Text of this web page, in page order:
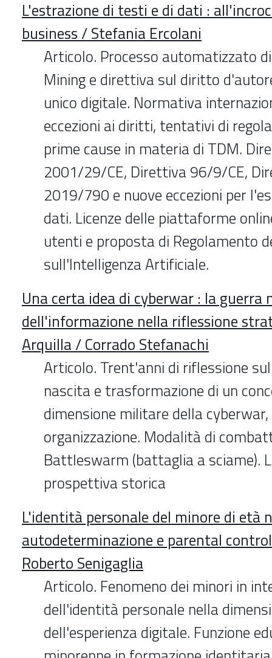
L'estrazione di testi e di dati :
business / Stefania Ercolani
Articolo. Processo automatizzato
Mining e direttiva sul diritto
unico digitale. Normativa
eccezioni ai diritti, tentativi di
prime cause in materia di TDM.
2001/29/CE, Direttiva 96/9/CE,
2019/790 e nuove eccezioni per
dati. Licenze delle piattaforme
utenti e proposta di Regolamento
sull'Intelligenza Artificiale.
Una certa idea di cyberwar : la guerra
dell'informazione nella riflessione
Arquilla / Corrado Stefanachi
Articolo. Trent'anni di riflessione
nascita e trasformazione di un
dimensione militare della
organizzazione. Modalità di
Battleswarm (battaglia a sciame).
prospettiva storica
L'identità personale del minore di età
autodeterminazione e parental
Roberto Senigaglia
Articolo. Fenomeno dei minori in
dell'identità personale nella
dell'esperienza digitale. Funzione